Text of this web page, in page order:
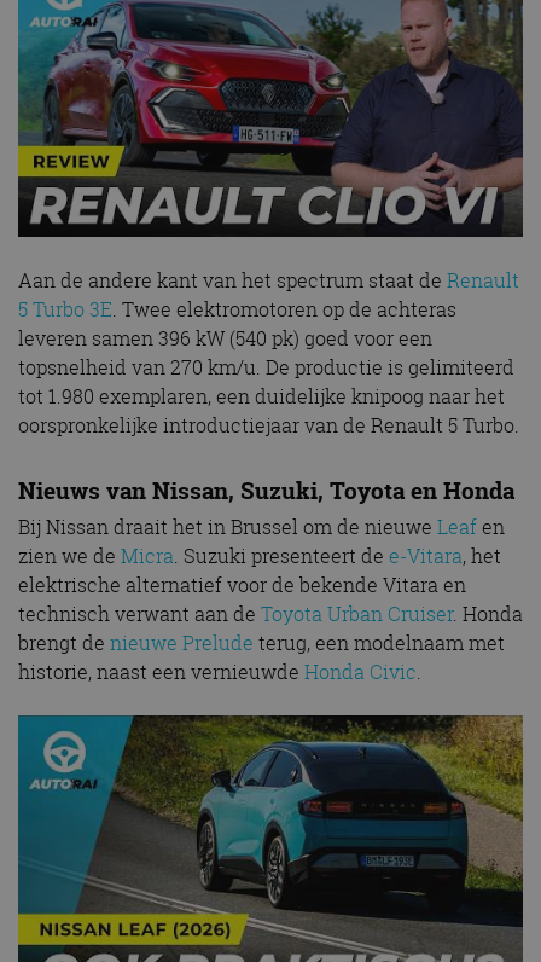
Aan de andere kant van het spectrum staat de Renault
5 Turbo 3E. Twee elektromotoren op de achteras
leveren samen 396 kW (540 pk) goed voor een
topsnelheid van 270 km/u. De productie is gelimiteerd
tot 1.980 exemplaren, een duidelijke knipoog naar het
oorspronkelijke introductiejaar van de Renault 5 Turbo.
Nieuws van Nissan, Suzuki, Toyota en Honda
Bij Nissan draait het in Brussel om de nieuwe Leafen
zien we de Micra. Suzuki presenteert de e-Vitara, het
elektrische alternatief voor de bekende Vitara en
technisch verwant aan de Toyota Urban Cruiser. Honda
brengt de nieuwe Prelude terug, een modelnaam met
historie, naast een vernieuwde Honda Civic.